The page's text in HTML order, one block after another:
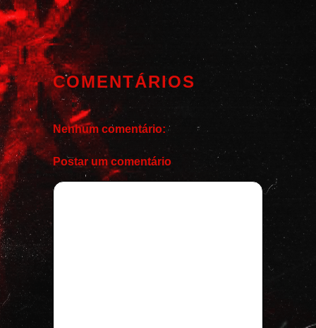
COMENTÁRIOS
Nenhum comentário:
Postar um comentário